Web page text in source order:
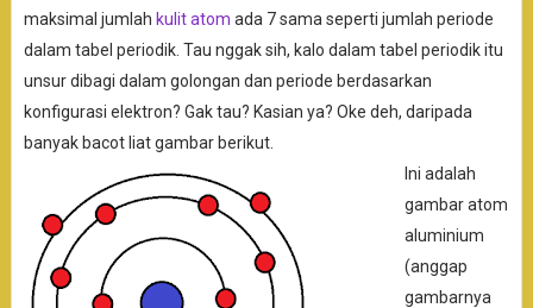
maksimal jumlah kulit atom ada 7 sama seperti jumlah periode
dalam tabel periodik. Tau nggak sih, kalo dalam tabel periodik itu
unsur dibagi dalam golongan dan periode berdasarkan
konfigurasi elektron? Gak tau? Kasian ya? Oke deh, daripada
banyak bacot liat gambar berikut.
Ini adalah
gambar atom
aluminium
(anggap
gambarnya